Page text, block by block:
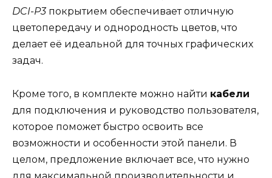
DCI-P3покрытием обеспечивает отличную
цветопередачу и однородность цветов, что
делает её идеальной для точных графических
задач.
Кроме того, в комплекте можно найти кабели
для подключения и руководство пользователя,
которое поможет быстро освоить все
возможности и особенности этой панели. В
целом, предложение включает все, что нужно
для максимальной производительности и